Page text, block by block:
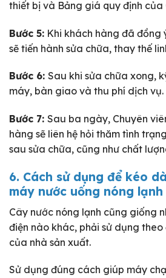
thiết bị và Bảng giá quy định của
Bước 5: Khi khách hàng đã đồng
sẽ tiến hành sửa chữa, thay thế
Bước 6: Sau khi sửa chữa xong,
máy, bàn giao và thu phí dịch vụ.
Bước 7: Sau ba ngày, Chuyên
hàng sẽ liên hệ hỏi thăm tình
sau sửa chữa, cũng như chất
6. Cách sử dụng để kéo
máy nước uống nóng lạnh
Cây nước nóng lạnh cũng giống
điện nào khác, phải sử dụng
của nhà sản xuất.
Sử dụng đúng cách giúp máy